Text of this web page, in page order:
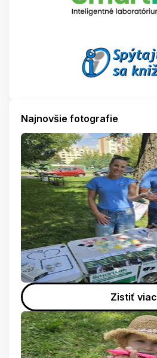
Najnovšie fotografie
Zistiť viac